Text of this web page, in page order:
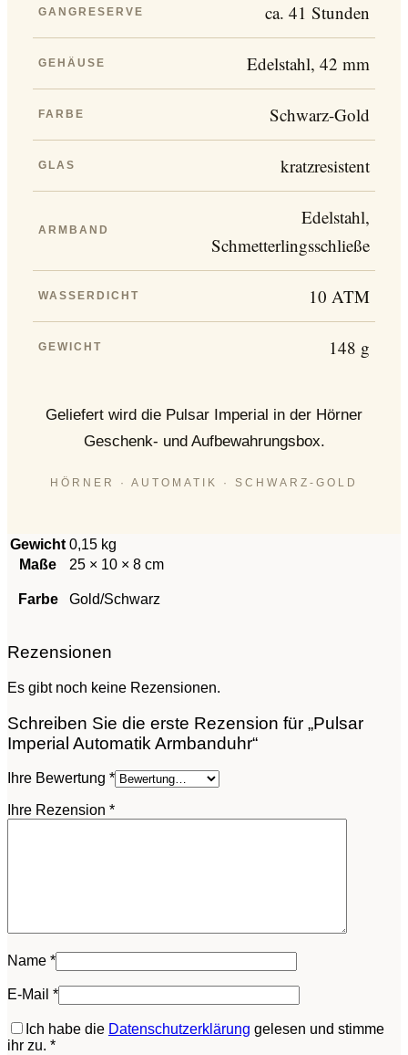
GANGRESERVE ca. 41 Stunden
GEHÄUSE Edelstahl, 42 mm
FARBE Schwarz-Gold
GLAS kratzresistent
ARMBAND
Edelstahl,
Schmetterlingsschließe
WASSERDICHT 10 ATM
GEWICHT 148 g
Geliefert wird die Pulsar Imperial in der Hörner
Geschenk- und Aufbewahrungsbox.
HÖRNER · AUTOMATIK · SCHWARZ-GOLD
Gewicht 0,15 kg
Maße
25 × 10 × 8 cm
Farbe Gold/Schwarz
Rezensionen
Es gibt noch keine Rezensionen.
Schreiben Sie die erste Rezension für „Pulsar
Imperial Automatik Armbanduhr“
Ihre Bewertung *
Ihre Rezension *
Name *
E-Mail *
Ich habe die Datenschutzerklärung gelesen und stimme
ihr zu. *